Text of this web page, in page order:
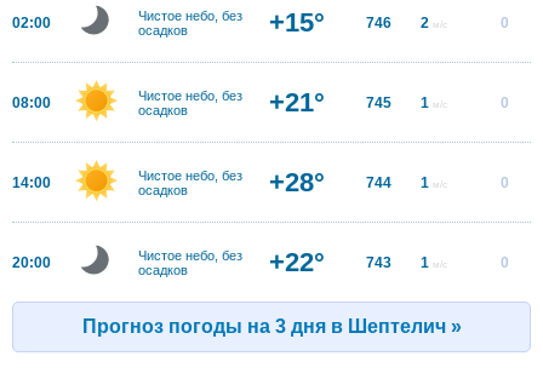
02:00
Чистое небо, без
осадков
+15° 746 2 м/с 0
08:00
Чистое небо, без
осадков
+21° 745 1 м/с 0
14:00
Чистое небо, без
осадков
+28° 744 1 м/с 0
20:00
Чистое небо, без
осадков
+22° 743 1 м/с 0
Прогноз погоды на 3 дня в Шептелич »